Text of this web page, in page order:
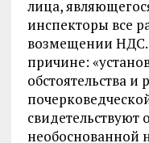
лица,
инспекторы все
возмещении
причине:
обстоятельства и
необоснованной